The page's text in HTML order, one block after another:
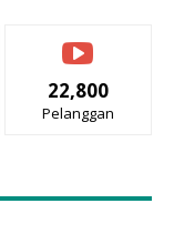
22,800
Pelanggan